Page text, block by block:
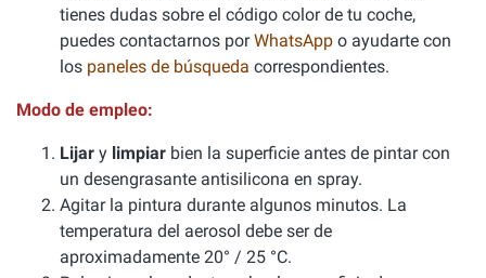
tienes dudas sobre el código color de tu coche,
puedes contactarnos porWhatsApp o ayudarte con
los paneles de búsqueda correspondientes.
Modo de empleo:
Lijar y limpiar bien la superficie antes de pintar con
un desengrasante antisilicona en spray.
Agitar la pintura durante algunos minutos. La
temperatura del aerosol debe ser de
aproximadamente 20° / 25 °C.